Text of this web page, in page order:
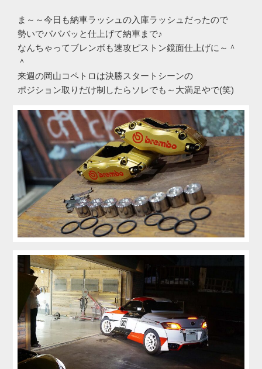
ま～～今日も納車ラッシュの入庫ラッシュだったので
勢いでバババッと仕上げて納車まで♪
なんちゃってブレンボも速攻ピストン鏡面仕上げに～＾
＾
来週の岡山コペトロは決勝スタートシーンの
ポジション取りだけ制したらソレでも～大満足やで(笑)